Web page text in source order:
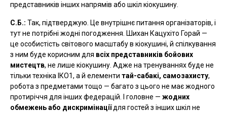
представників інших напрямів або шкіл кіокушину.
С.Б.: Так, підтверджую. Це внутрішнє питання організаторів, і
тут не потрібні жодні погодження. Шихан Кацухіто Горай —
це особистість світового масштабу в кіокушині, й спілкування
з ним буде корисним для всіх представників бойових
мистецтв, не лише кіокушину. Адже на тренуваннях буде не
тільки техніка ІКО1, а й елементи тай-сабакі, самозахисту,
робота з предметами тощо — багато з цього не має жодного
протиріччя для інших федерацій. І головне — жодних
обмежень або дискримінаціїдля гостей з інших шкіл не